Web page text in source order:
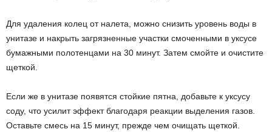
Для удаления колец от налета, можно снизить уровень воды в
унитазе и накрыть загрязненные участки смоченными в уксусе
бумажными полотенцами на 30 минут. Затем смойте и очистите
щеткой.
Если же в унитазе появятся стойкие пятна, добавьте к уксусу
соду, что усилит эффект благодаря реакции выделения газов.
Оставьте смесь на 15 минут, прежде чем очищать щеткой.